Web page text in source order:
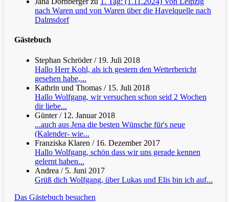
nach Waren und von Waren über die Havelquelle nach
Dalmsdorf
Gästebuch
Stephan Schröder/ 19. Juli 2018
Hallo Herr Kohl, als ich gestern den Wetterbericht
gesehen habe,...
Kathrin und Thomas / 15. Juli 2018
Hallo Wolfgang, wir versuchen schon seid 2 Wochen
dir liebe...
Günter/ 12. Januar 2018
...auch aus Jena die besten Wünsche für's neue
(Kalender- wie...
Franziska Klaren / 16. Dezember 2017
Hallo Wolfgang, schön dass wir uns gerade kennen
gelernt haben...
Andrea / 5. Juni 2017
Grüß dich Wolfgang, über Lukas und Elis bin ich auf...
Das Gästebuch besuchen